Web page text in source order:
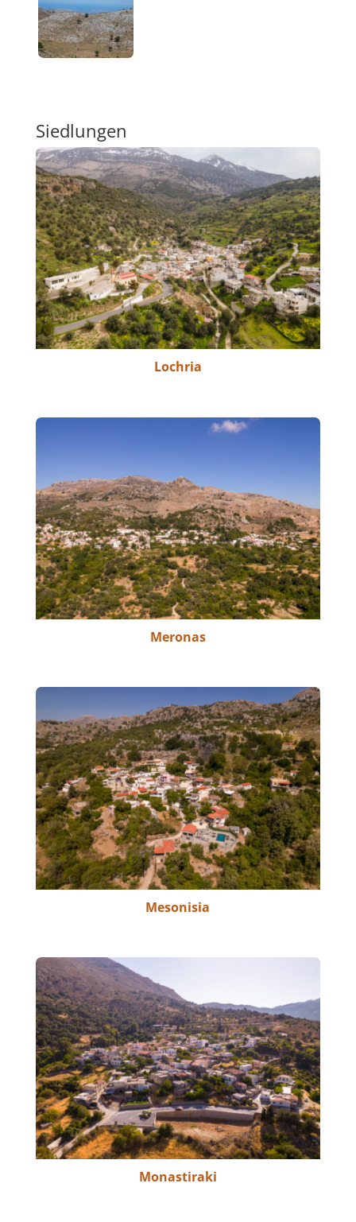
Siedlungen
Lochria
Meronas
Mesonisia
Monastiraki